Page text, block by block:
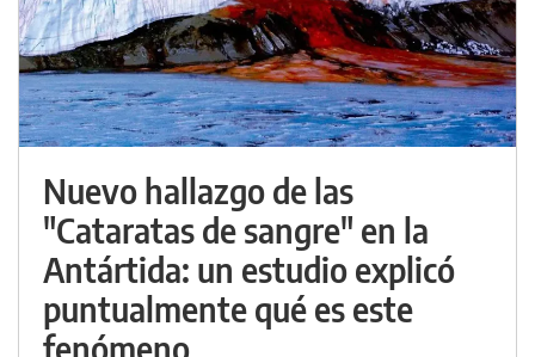
Nuevo hallazgo de las
"Cataratas de sangre" en la
Antártida: un estudio explicó
puntualmente qué es este
fenómeno